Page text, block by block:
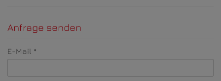
Anfrage senden
E-Mail